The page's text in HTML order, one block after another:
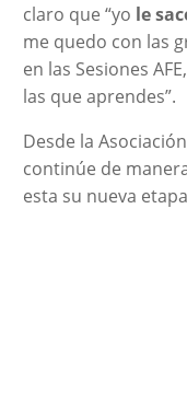
claro que “yo le
me quedo con las
en las Sesiones
las que aprendes”.
Desde la
continúe de
esta su nueva